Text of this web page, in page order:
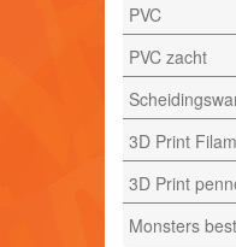
PVC
PVC zacht
3D Print
3D Print
Monsters